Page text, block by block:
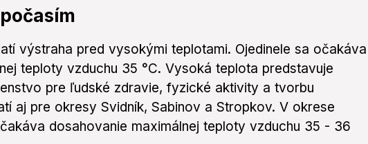
výstraha pred vysokými teplotami. Ojedinele sa očakáva
teploty vzduchu 35 °C. Vysoká teplota predstavuje
pre ľudské zdravie, fyzické aktivity a tvorbu
aj pre okresy Svidník, Sabinov a Stropkov. V okrese
dosahovanie maximálnej teploty vzduchu 35 - 36